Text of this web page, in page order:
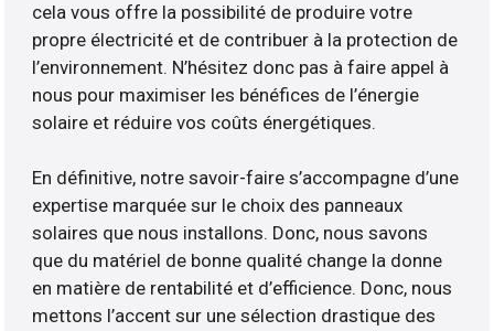
cela vous offre la possibilité de produire votre
propre électricité et de contribuer à la protection de
l’environnement. N’hésitez donc pas à faire appel à
nous pour maximiser les bénéfices de l’énergie
solaire et réduire vos coûts énergétiques.
En définitive, notre savoir-faire s’accompagne d’une
expertise marquée sur le choix des panneaux
solaires que nous installons. Donc, nous savons
que du matériel de bonne qualité change la donne
en matière de rentabilité et d’efficience. Donc, nous
mettons l’accent sur une sélection drastique des